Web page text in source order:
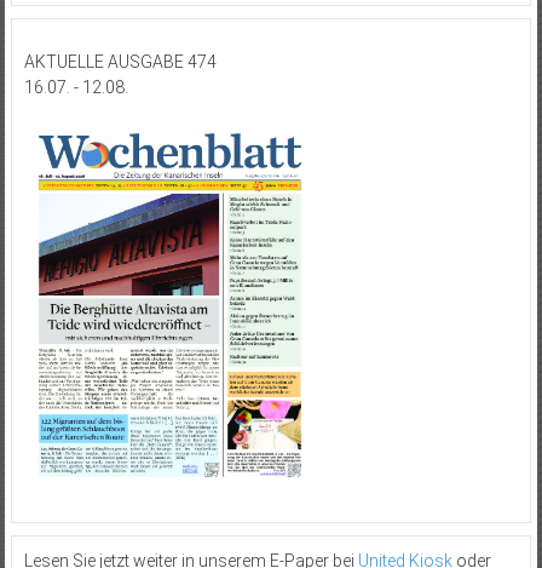
AKTUELLE AUSGABE 474
16.07. - 12.08.
Lesen Sie jetzt weiter in unserem E-Paper bei United Kioskoder